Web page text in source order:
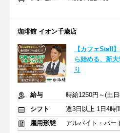
珈琲館 イオン千歳店
【カフェStaff
ら始める、新
り
給与
シフト
雇用形態
アルバイト・パー